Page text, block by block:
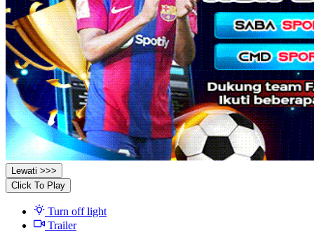
Lewati >>>
Click To Play
Turn off light
Trailer